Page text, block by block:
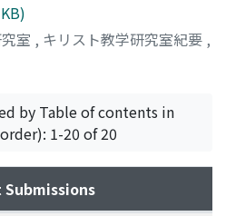
室 , キリスト教学研究室紀要 ,
by Table of contents in
1-20 of 20
Submissions